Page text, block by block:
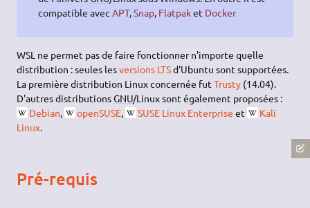
compatible avec APT,Snap, Flatpaket Docker
WSL ne permet pas de faire fonctionner n'importe quelle
distribution : seules lesversions LTSd'Ubuntu sont supportées.
La première distribution Linux concernée futTrusty (14.04).
D'autres distributionsGNU/Linux sont également proposées :
Debian, openSUSE, SUSE Linux Enterprise et
Kali
Linux.
Pré-requis